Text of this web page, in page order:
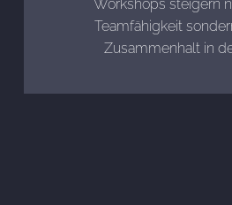
Workshops steigern
Teamfähigkeit
Zusammenhalt in